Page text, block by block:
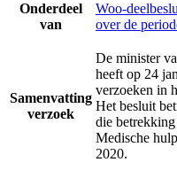
Onderdeel
van
Woo-
over de
Samenvatting
verzoek
De minister
heeft op 24
verzoeken in
Het besluit
die
Medische
2020.